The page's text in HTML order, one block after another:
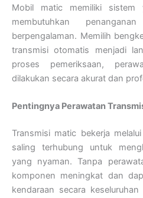
Mobil matic memiliki sistem
membutuhkan
berpengalaman. Memilih
transmisi otomatis menjadi
proses pemeriksaan,
dilakukan secara akurat dan
Pentingnya Perawatan
Transmisi matic bekerja
saling terhubung untuk
yang nyaman. Tanpa
komponen meningkat dan
kendaraan secara